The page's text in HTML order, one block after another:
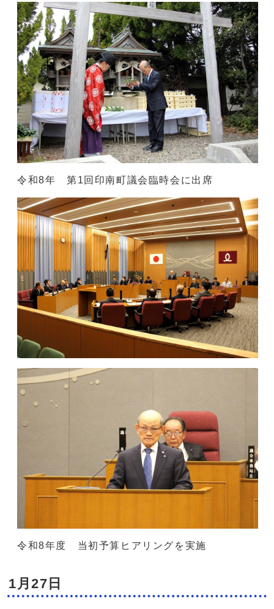
令和8年 第1回印南町議会臨時会に出席
令和8年度 当初予算ヒアリングを実施
1月27日